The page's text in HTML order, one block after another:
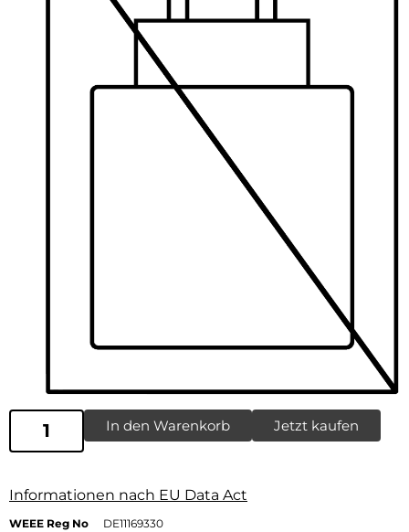
In den Warenkorb Jetzt kaufen
Informationen nach EU Data Act
WEEE Reg No
DE11169330